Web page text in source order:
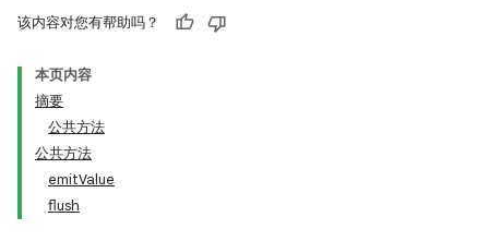
该内容对您有帮助吗？
本页内容
摘要
公共方法
公共方法
emitValue
flush